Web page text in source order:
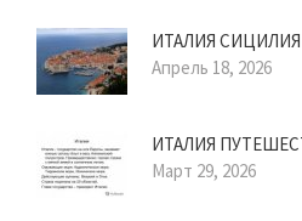
ИТАЛИЯ
Апрель 18, 2026
ИТАЛИЯ
Март 29, 2026